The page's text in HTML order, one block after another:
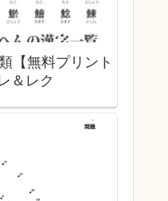
【無料プリント
＆レク